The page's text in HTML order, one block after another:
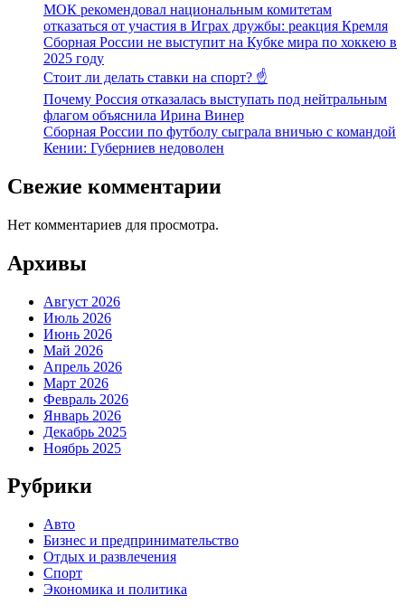
МОК рекомендовал национальным комитетам
отказаться от участия в Играх дружбы: реакция Кремля
Сборная России не выступит на Кубке мира по хоккею в
2025 году
Стоит ли делать ставки на спорт? ☝️
Почему Россия отказалась выступать под нейтральным
флагом объяснила Ирина Винер
Сборная России по футболу сыграла вничью с командой
Кении: Губерниев недоволен
Свежие комментарии
Нет комментариев для просмотра.
Архивы
Август 2026
Июль 2026
Июнь 2026
Май 2026
Апрель 2026
Март 2026
Февраль 2026
Январь 2026
Декабрь 2025
Ноябрь 2025
Рубрики
Авто
Бизнес и предпринимательство
Отдых и развлечения
Спорт
Экономика и политика